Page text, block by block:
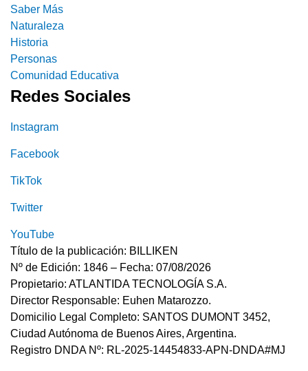
Saber Más
Naturaleza
Historia
Personas
Comunidad Educativa
Redes Sociales
Instagram
Facebook
TikTok
Twitter
YouTube
Título de la publicación: BILLIKEN
Nº de Edición: 1846 – Fecha: 07/08/2026
Propietario: ATLANTIDA TECNOLOGÍA S.A.
Director Responsable: Euhen Matarozzo.
Domicilio Legal Completo: SANTOS DUMONT 3452,
Ciudad Autónoma de Buenos Aires, Argentina.
Registro DNDA Nº: RL-2025-14454833-APN-DNDA#MJ